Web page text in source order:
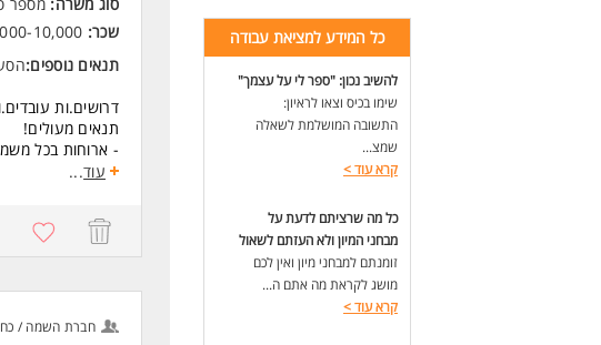
כל המידע למציאת עבודה
להשיב נכון: "ספר לי על עצמך"
שימו בכיס וצאו לראיון:
התשובה המושלמת לשאלה
שמצ...
קרא עוד>
כל מה שרציתם לדעת על
מבחני המיון ולא העזתם לשאול
זומנתם למבחני מיון ואין לכם
מושג לקראת מה אתם ה...
קרא עוד>
שכר: 10,000
תנאים נוספים:
דרושים.ות
תנאים מעולים!
- ארוחות בכל
- סביבת עבודה
- משרה מלאה
- ללא ניסיון!
יוקנעם, פרדס
עתלית, כפר יונה,
עוד...
חברת השמה /